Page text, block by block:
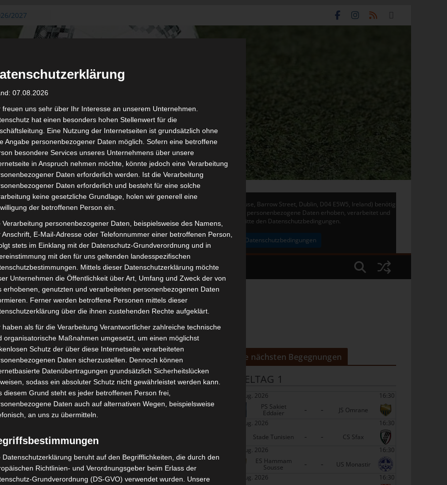
2027
August
aus der
der ersten 15
2027 –
20.
AS Soliman
zu
Für die Nutzung von Google Adsense (Google Ireland Limited, Gordon House, Barrow Street, Dublin, D04 E5W5, Ireland) benötigen
wir laut DSGVO Ihre Zustimmung. Es werden seitens Google Adsense personenbezogene Daten erhoben, verarbeitet und
gespeichert. Welche Daten genau entnehmen Sie bitte den Datenschutzbedingungen.
✓ Erlauben Datenschutzbedingungen
STADIEN IMPRESSUM
Lamti
(ASR)
Die nächsten Begegnungen
SPIELTAG 1
22 Aug. 2026
16:30
PS Sakiet
Eddaïer - -
JS Omrane
22 Aug. 2026
16:30
Stade Tunisien
- -
CS Sfax
22 Aug. 2026
16:30
ES Hammam
Sousse - -
US Monastir
22 Aug. 2026
16:30
07.08.2026
freuen uns sehr über Ihr Interesse an unserem Unternehmen.
hat einen besonders hohen Stellenwert für die
Eine Nutzung der Internetseiten ist grundsätzlich ohne
Angabe personenbezogener Daten möglich. Sofern eine betroffene
besondere Services unseres Unternehmens über unsere
in Anspruch nehmen möchte, könnte jedoch eine Verarbeitung
Daten erforderlich werden. Ist die Verarbeitung
Daten erforderlich und besteht für eine solche
keine gesetzliche Grundlage, holen wir generell eine
der betroffenen Person ein.
Verarbeitung personenbezogener Daten, beispielsweise des Namens,
Anschrift, E-Mail-Adresse oder Telefonnummer einer betroffenen Person,
stets im Einklang mit der Datenschutz-Grundverordnung und in
mit den für uns geltenden landesspezifischen
Mittels dieser Datenschutzerklärung möchte
Unternehmen die Öffentlichkeit über Art, Umfang und Zweck der von
erhobenen, genutzten und verarbeiteten personenbezogenen Daten
Ferner werden betroffene Personen mittels dieser
über die ihnen zustehenden Rechte aufgeklärt.
haben als für die Verarbeitung Verantwortlicher zahlreiche technische
organisatorische Maßnahmen umgesetzt, um einen möglichst
Schutz der über diese Internetseite verarbeiteten
Daten sicherzustellen. Dennoch können
Datenübertragungen grundsätzlich Sicherheitslücken
sodass ein absoluter Schutz nicht gewährleistet werden kann.
diesem Grund steht es jeder betroffenen Person frei,
Daten auch auf alternativen Wegen, beispielsweise
an uns zu übermitteln.
Datenschutzerklärung beruht auf den Begrifflichkeiten, die durch den
Richtlinien- und Verordnungsgeber beim Erlass der
Grundverordnung (DS-GVO) verwendet wurden. Unsere